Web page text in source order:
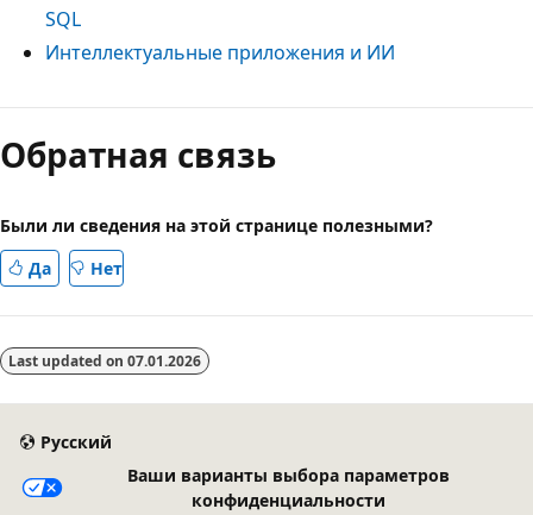
SQL
Интеллектуальные приложения и ИИ
Режим
чтения
выключен
Обратная связь
Были ли сведения на этой странице полезными?
Да
Нет
Last updated on 07.01.2026
Русский
Ваши варианты выбора параметров
конфиденциальности